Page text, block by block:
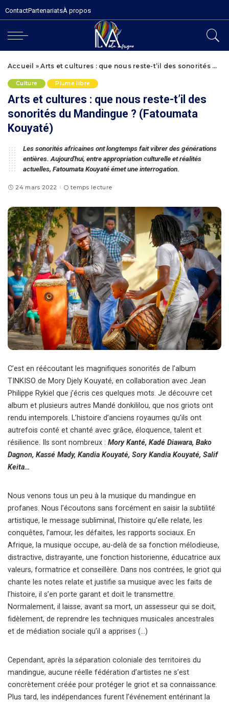
ContactPartenariatsÀ propos
Accueil »Arts et cultures : que nous reste-t’il des sonorités du Mandingue ? (Fatoumata Kouyaté)
Culture Plume libre
Arts et cultures : que nous reste-t’il des
sonorités du Mandingue ? (Fatoumata
Kouyaté)
Les sonorités africaines ont longtemps fait vibrer des générations
entières. Aujourd'hui, entre appropriation culturelle et réalités
actuelles, Fatoumata Kouyaté émet une interrogation.
24 mars 2022 temps lecture
C’est en réécoutant les magnifiques sonorités de l’album
TINKISO de Mory Djely Kouyaté, en collaboration avec Jean
Philippe Rykiel que j’écris ces quelques mots. Je découvre cet
album et plusieurs autres Mandé donkililou, que nos griots ont
rendu intemporels. L’histoire d’anciens royaumes qu’ils ont
autrefois conté et chanté avec grâce, éloquence, talent et
résilience. Ils sont nombreux : Mory Kanté, Kadé Diawara, Bako
Dagnon, Kassé Mady, Kandia Kouyaté, Sory Kandia Kouyaté, Salif
Keita…
Nous venons tous un peu à la musique du mandingue en
profanes. Nous l’écoutons sans forcément en saisir la subtilité
artistique, le message subliminal, l’histoire qu’elle relate, les
conquêtes, l’amour, les défaites, les rapports sociaux. En
Afrique, la musique occupe, au-delà de sa fonction mélodieuse,
distractive, distrayante, une fonction historienne, éducatrice aux
valeurs, formatrice et conseillère. Dans nos contrées, le griot qui
chante les notes relate et justifie sa musique avec les faits de
l’histoire, il s’en porte garant et doit le transmettre.
Normalement, il laisse, avant sa mort, un assesseur qui se doit,
fidèlement, de reprendre les techniques musicales ancestrales
et de médiation sociale qu’il a apprises (…)
Cependant, après la séparation coloniale des territoires du
mandingue, aucune réelle fédération d’artistes ne s’est
concrètement créée pour protéger le griot et sa connaissance.
Plus tard, les indépendances furent l’événement entérinant la